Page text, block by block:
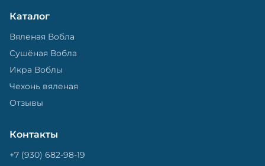
Каталог
Вяленая Вобла
Сушёная Вобла
Икра Воблы
Чехонь вяленая
Отзывы
Контакты
+7 (930) 682-98-19